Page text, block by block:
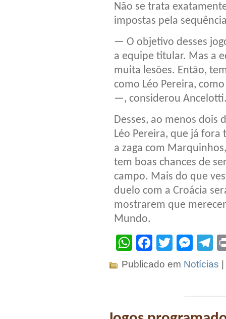
Não se trata
impostas pela
— O objetivo desses
a equipe titular. Mas a
muita lesões. Então,
como Léo Pereira,
—, considerou
Desses, ao menos dois
Léo Pereira, que já
a zaga com
tem boas chances de
campo. Mais do que
duelo com a Croácia
mostrarem que
Mundo.
WhatsApp
Facebook
Twitter
Publicado em Notícias |